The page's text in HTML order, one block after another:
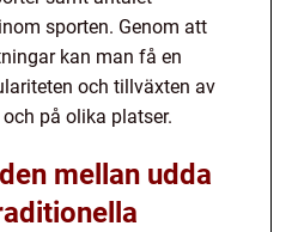
sporten. Genom att
kan man få en
och tillväxten av
på olika platser.
mellan udda